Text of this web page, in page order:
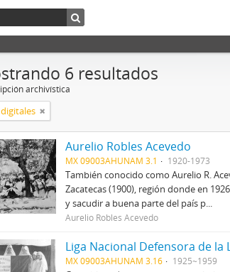
6 resultados
archivística
Aurelio Robles Acevedo
MX 09003AHUNAM 3.1 1920-1973
También conocido como Aurelio R.
Zacatecas (1900), región donde en
y sacudir a buena parte del país p...
Aurelio Robles Acevedo
Liga Nacional Defensora de la
MX 09003AHUNAM 3.16 1925~1959